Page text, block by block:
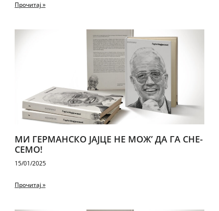
Прочитај »
МИ ГЕР­МАН­СКО ЈАЈЦЕ НЕ МОЖ’ ДА ГА СНЕ­
СЕ­МО!
15/01/2025
Прочитај »